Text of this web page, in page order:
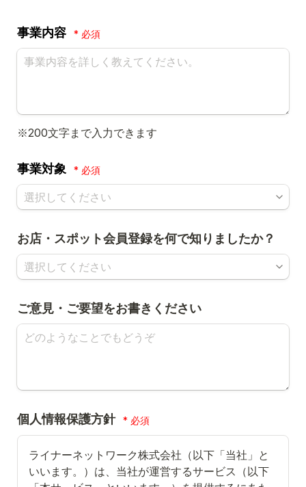
事業内容 *
※200文字まで入力できます
事業対象 *
お店・スポット会員登録を何で知りましたか？
ご意見・ご要望をお書きください
個人情報保護方針 *
ライナーネットワーク株式会社（以下「当社」と
いいます。）は、当社が運営するサービス（以下